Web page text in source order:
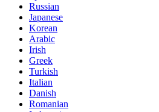
Russian
Japanese
Korean
Arabic
Irish
Greek
Turkish
Italian
Danish
Romanian